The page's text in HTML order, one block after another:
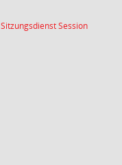
SitzungsdienstSession(Wird in